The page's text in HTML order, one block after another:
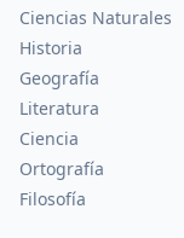
Ciencias Naturales
Historia
Geografía
Literatura
Ciencia
Ortografía
Filosofía